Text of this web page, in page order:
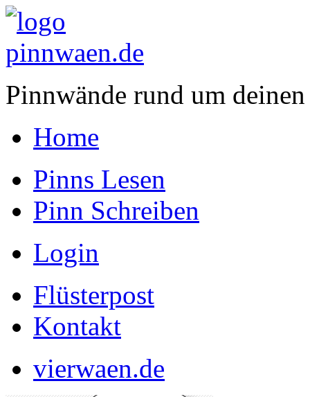
Pinnwände rund um
Home
Pinns Lesen
Pinn Schreiben
Login
Flüsterpost
Kontakt
vierwaen.de